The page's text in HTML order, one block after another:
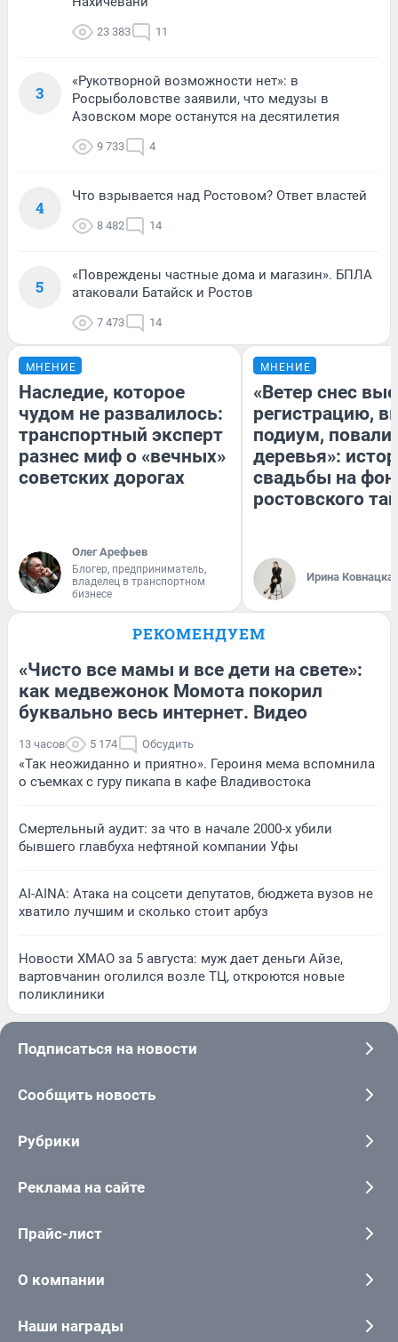
23 383 11
3
«Рукотворной возможности нет»: в
Росрыболовстве заявили, что медузы в
Азовском море останутся на десятилетия
9 733 4
4
Что взрывается над Ростовом? Ответ властей
8 482 14
5
«Повреждены частные дома и магазин». БПЛА
атаковали Батайск и Ростов
7 473 14
МНЕНИЕ
Наследие, которое
чудом не развалилось:
транспортный эксперт
разнес миф о «вечных»
советских дорогах
Олег Арефьев
Блогер, предприниматель,
владелец в транспортном
бизнесе
МНЕНИЕ
«Ветер снес
регистрацию,
подиум,
деревья»:
свадьбы на
ростовского
Ирина
РЕКОМЕНДУЕМ
«Чисто все мамы и все дети на свете»:
как медвежонок Момота покорил
буквально весь интернет. Видео
13 часов 5 174 Обсудить
«Так неожиданно и приятно». Героиня мема вспомнила
о съемках с гуру пикапа в кафе Владивостока
Смертельный аудит: за что в начале 2000-х убили
бывшего главбуха нефтяной компании Уфы
AI-AINA: Атака на соцсети депутатов, бюджета вузов не
хватило лучшим и сколько стоит арбуз
Новости ХМАО за 5 августа: муж дает деньги Айзе,
вартовчанин оголился возле ТЦ, откроются новые
поликлиники
Подписаться на новости
Сообщить новость
Рубрики
Реклама на сайте
Прайс-лист
О компании
Наши награды